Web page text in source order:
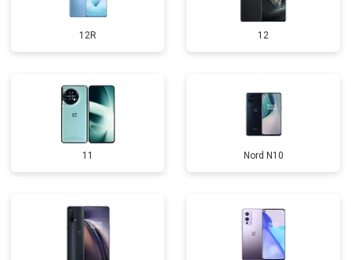
12R 12
11 Nord N10